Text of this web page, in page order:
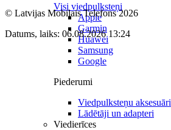
Visi viedpulksteņi
Apple
Garmin
Huawei
Samsung
Google
Piederumi
Viedpulksteņu aksesuāri
Lādētāji un adapteri
Viedierīces
© Latvijas Mobilais Telefons2026
Datums, laiks: 06.08.2026 13:24